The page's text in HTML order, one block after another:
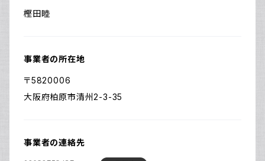
樫田睦
事業者の所在地
〒5820006
大阪府柏原市清州2-3-35
事業者の連絡先